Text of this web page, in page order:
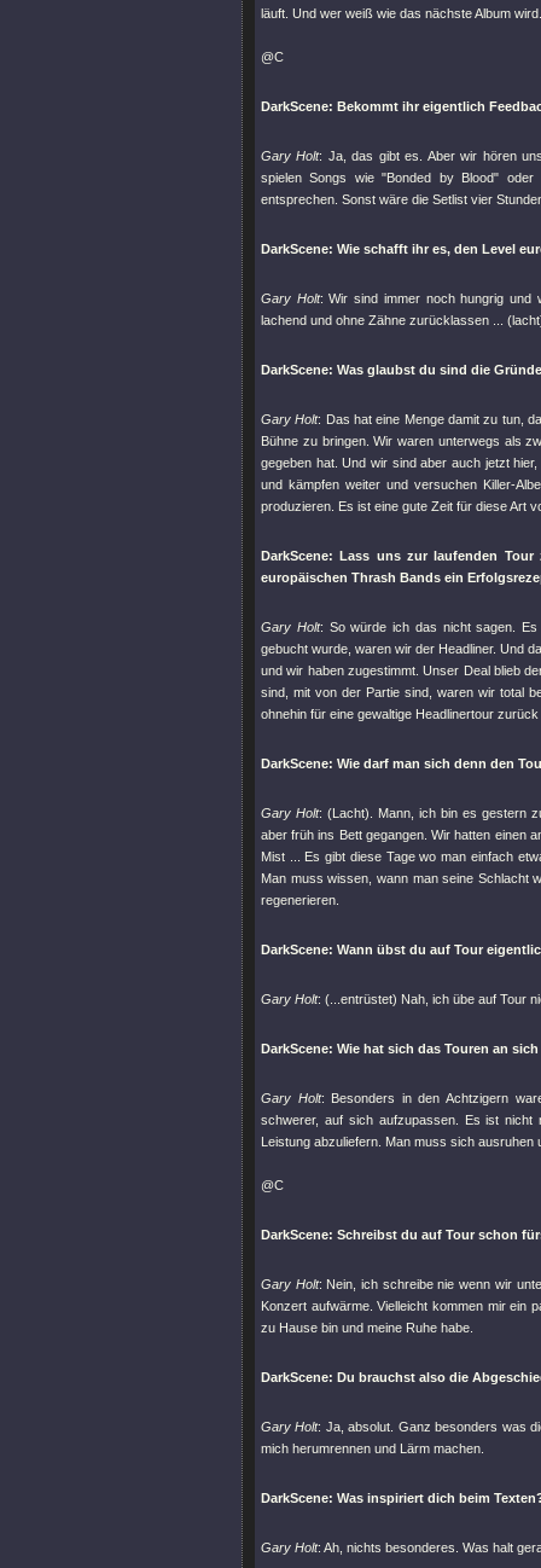
läuft. Und wer weiß wie das nächste Album wird.
@C
DarkScene: Bekommt ihr eigentlich
Gary Holt: Ja, das gibt es. Aber wir hören
spielen Songs wie"Bonded by Blood" oder
entsprechen. Sonst wäre die Setlist vier
DarkScene: Wie schafft ihr es, den Level
Gary Holt: Wir sind immer noch hungrig und
lachend und ohne Zähne zurücklassen ...
DarkScene: Was glaubst du sind die
Gary Holt: Das hat eine Menge damit zu tun,
Bühne zu bringen. Wir waren unterwegs als
gegeben hat. Und wir sind aber auch jetzt
und kämpfen weiter und versuchen Killer-
produzieren. Es ist eine gute Zeit für diese Art
DarkScene: Lass uns zur laufenden
europäischen Thrash Bands ein
Gary Holt: So würde ich das nicht sagen.
gebucht wurde, waren wir der Headliner. Und
und wir haben zugestimmt. Unser Deal blieb
sind, mit von der Partie sind, waren wir total
ohnehin für eine gewaltige Headlinertour
DarkScene: Wie darf man sich denn den
Gary Holt: (Lacht). Mann, ich bin es gestern
aber früh ins Bett gegangen. Wir hatten einen
Mist ... Es gibt diese Tage wo man einfach
Man muss wissen, wann man seine Schlacht
regenerieren.
DarkScene: Wann übst du auf Tour
Gary Holt: (...entrüstet) Nah, ich übe auf Tour
DarkScene: Wie hat sich das Touren an
Gary Holt: Besonders in den Achtzigern
schwerer, auf sich aufzupassen. Es ist nicht
Leistung abzuliefern. Man muss sich ausruhen
@C
DarkScene: Schreibst du auf Tour schon
Gary Holt: Nein, ich schreibe nie wenn wir
Konzert aufwärme. Vielleicht kommen mir ein
zu Hause bin und meine Ruhe habe.
DarkScene: Du brauchst also die
Gary Holt: Ja, absolut. Ganz besonders was
mich herumrennen und Lärm machen.
DarkScene: Was inspiriert dich beim
Gary Holt: Ah, nichts besonderes. Was halt